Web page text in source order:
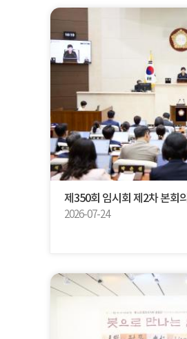
제350회 임시회 제2차 본회의
2026-07-24